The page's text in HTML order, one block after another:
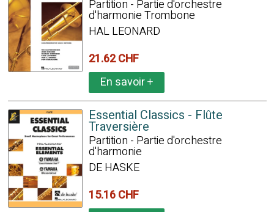
Partition - Partie d'orchestre
d'harmonie Trombone
HAL LEONARD
21.62 CHF
En savoir+
Essential Classics - Flûte
Traversière
Partition - Partie d'orchestre
d'harmonie
DE HASKE
15.16 CHF